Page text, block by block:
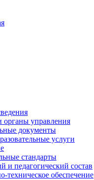
органы управления
документы
услуги
стандарты
и педагогический состав
техническое обеспечение